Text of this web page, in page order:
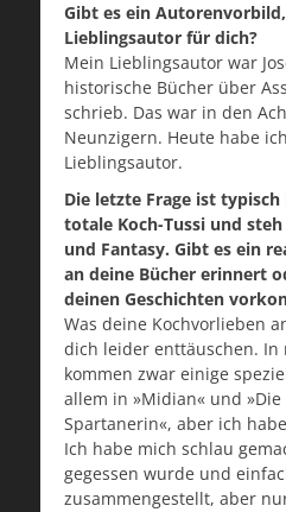
Gibt es ein
Lieblingsautor für dich?
Mein Lieblingsautor war
historische Bücher über
schrieb. Das war in den
Neunzigern. Heute habe
Lieblingsautor.
Die letzte Frage ist
totale Koch-Tussi und
und Fantasy. Gibt es ein
an deine Bücher erinnert
deinen Geschichten
Was deine Kochvorlieben
dich leider enttäuschen. In
kommen zwar einige
allem in »Midian« und »Die
Spartanerin«, aber ich
Ich habe mich schlau
gegessen wurde und
zusammengestellt, aber